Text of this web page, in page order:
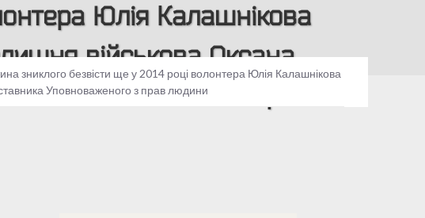
Юлія Калашнікова
військова Оксана
Уповноваженого з прав
зниклого безвісти ще у 2014 році волонтера Юлія Калашнікова
Уповноваженого з прав людини